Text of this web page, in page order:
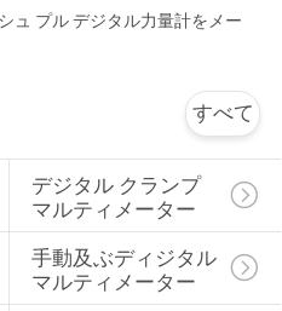
ュ プル デジタル力量計をメー
すべて
デジタル クランプ
マルティメーター
手動及ぶディジタル
マルティメーター